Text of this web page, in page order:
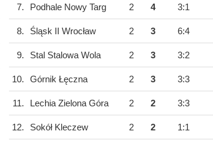
7. Podhale Nowy Targ 2 4 3:1
8. Śląsk II Wrocław 2 3 6:4
9. Stal Stalowa Wola 2 3 3:2
10. Górnik Łęczna 2 3 3:3
11. Lechia Zielona Góra 2 2 3:3
12. Sokół Kleczew 2 2 1:1